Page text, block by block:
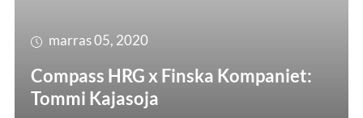
marras 05, 2020
Compass HRG x Finska Kompaniet:
Tommi Kajasoja